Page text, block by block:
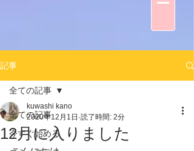
記事
全ての記事
今すぐ始める
全ての記事
12月に入りました
kuwashi kano
2020年12月1日 読了時間: 2分